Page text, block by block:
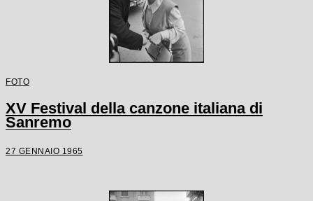
FOTO
XV Festival della canzone italiana di
Sanremo
27 GENNAIO 1965